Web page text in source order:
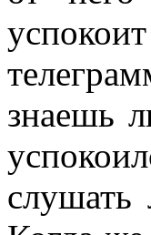
знаешь
слушать